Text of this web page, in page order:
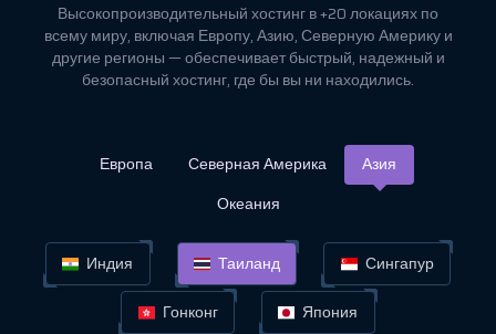
Высокопроизводительный хостинг в +20 локациях по
всему миру, включая Европу, Азию, Северную Америку и
другие регионы — обеспечивает быстрый, надежный и
безопасный хостинг, где бы вы ни находились.
Европа Северная Америка
Азия
Океания
Индия Таиланд
Сингапур
Гонконг
Япония